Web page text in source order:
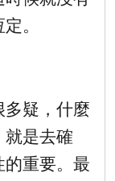
。
疑，什麼
就是去確
重要。最